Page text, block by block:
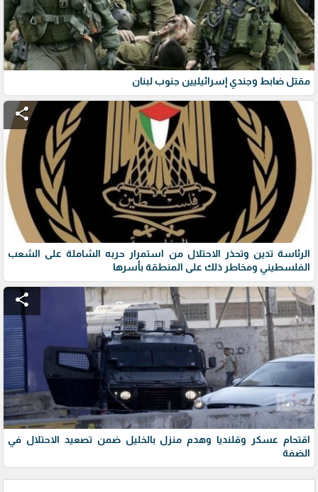
مقتل ضابط وجندي إسرائيليين جنوب لبنان
share
الرئاسة تدين وتحذر الاحتلال من استمرار حربه الشاملة على الشعب
الفلسطيني ومخاطر ذلك على المنطقة بأسرها
share
اقتحام عسكر وقلنديا وهدم منزل بالخليل ضمن تصعيد الاحتلال في
الضفة